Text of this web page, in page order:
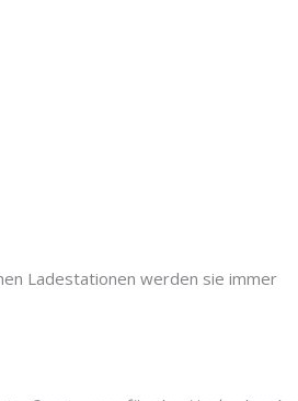
Ladestationen werden sie immer